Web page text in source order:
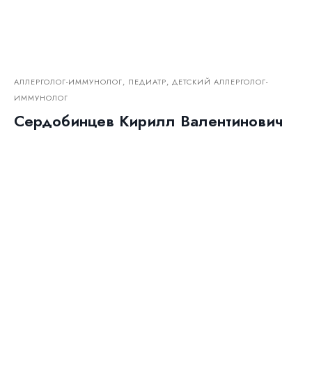
АЛЛЕРГОЛОГ-ИММУНОЛОГ, ПЕДИАТР, ДЕТСКИЙ АЛЛЕРГОЛОГ-
ИММУНОЛОГ
Сердобинцев Кирилл Валентинович